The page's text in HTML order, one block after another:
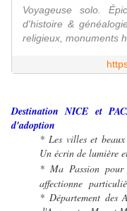
Voyageuse solo.
d'histoire &
religieux, monuments
Destination NICE et
d'adoption
* Les villes et
Un écrin de lumière
* Ma Passion
affectionne
* Département des